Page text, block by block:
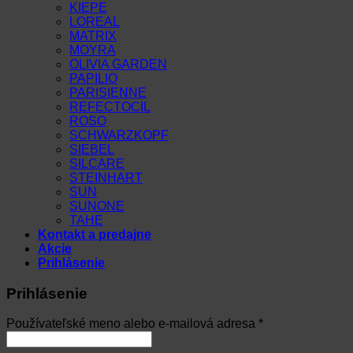
KIEPE
LOREAL
MATRIX
MOYRA
OLIVIA GARDEN
PAPILIO
PARISIENNE
REFECTOCIL
ROSO
SCHWARZKOPF
SIEBEL
SILCARE
STEINHART
SUN
SUNONE
TAHE
Kontakt a predajne
Akcie
Prihlásenie
Prihlásenie
Používateľské meno alebo e-mailová adresa *Povinné